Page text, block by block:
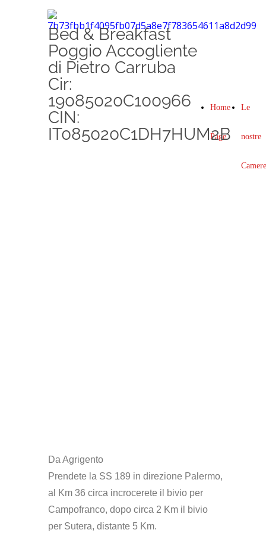
Home
Page
Le
nostre
Camere
Bed & Breakfast
Poggio Accogliente
di Pietro Carruba
Cir:
19085020C100966
CIN:
IT085020C1DH7HUM2B
Da Agrigento
Prendete la SS 189 in direzione Palermo,
al Km 36 circa incrocerete il bivio per
Campofranco, dopo circa 2 Km il bivio
per Sutera, distante 5 Km.